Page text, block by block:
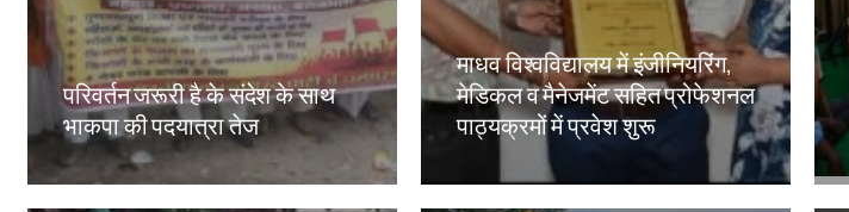
परिवर्तन जरूरी है के संदेश के साथ
भाकपा की पदयात्रा तेज
Amit Lekh
माधव विश्वविद्यालय में इंजीनियरिंग,
मेडिकल व मैनेजमेंट सहित प्रोफेशनल
पाठ्यक्रमों में प्रवेश शुरू